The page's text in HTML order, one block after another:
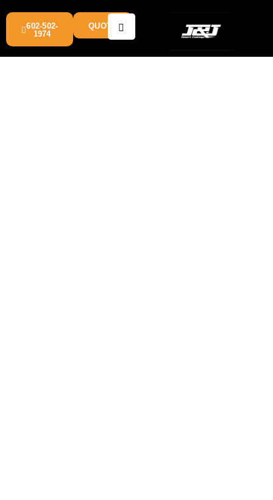
602-502-
1974
QUOTE